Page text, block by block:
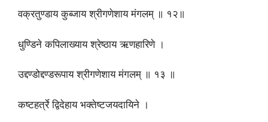
वक्रतुण्डाय कुब्जाय श्रीगणेशाय मंगलम् ॥ १२॥
धुण्डिने कपिलाख्याय श्रेष्ठाय ऋणहारिणे ।
उद्दण्डोद्दण्डरूपाय श्रीगणेशाय मंगलम् ॥ १३ ॥
कष्टहर्त्रे द्विदेहाय भक्तेष्टजयदायिने ।